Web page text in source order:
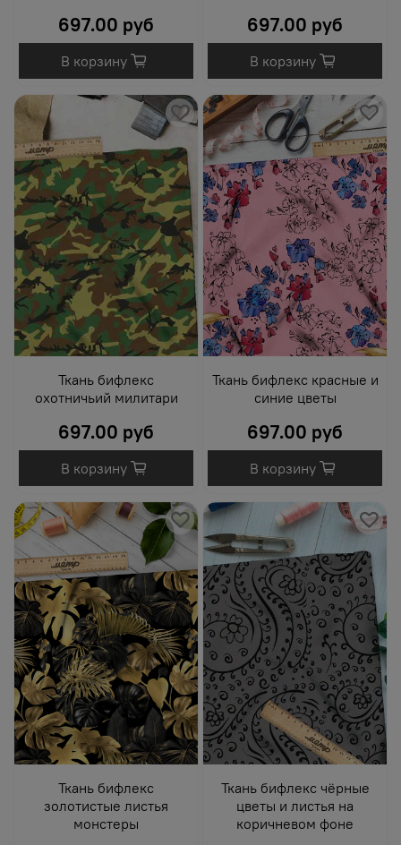
697.00 руб
В корзину
697.00 руб
В корзину
Ткань бифлекс
охотничьий милитари
697.00 руб
В корзину
Ткань бифлекс красные и
синие цветы
697.00 руб
В корзину
Ткань бифлекс
золотистые листья
монстеры
Ткань бифлекс чёрные
цветы и листья на
коричневом фоне